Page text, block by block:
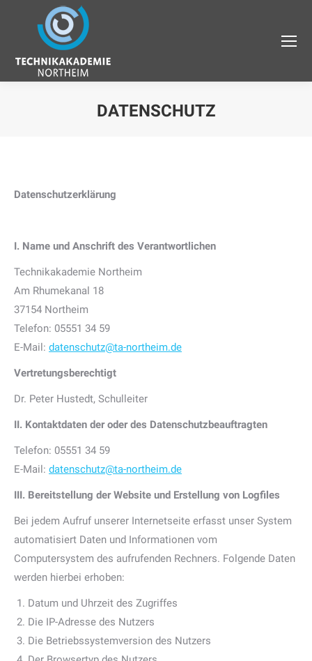
DATENSCHUTZ
Datenschutzerklärung
I. Name und Anschrift des Verantwortlichen
Technikakademie Northeim
Am Rhumekanal 18
37154 Northeim
Telefon: 05551 34 59
E-Mail: datenschutz@ta-northeim.de
Vertretungsberechtigt
Dr. Peter Hustedt, Schulleiter
II. Kontaktdaten der oder des Datenschutzbeauftragten
Telefon: 05551 34 59
E-Mail: datenschutz@ta-northeim.de
III. Bereitstellung der Website und Erstellung von Logfiles
Bei jedem Aufruf unserer Internetseite erfasst unser System
automatisiert Daten und Informationen vom
Computersystem des aufrufenden Rechners. Folgende Daten
werden hierbei erhoben:
Datum und Uhrzeit des Zugriffes
Die IP-Adresse des Nutzers
Die Betriebssystemversion des Nutzers